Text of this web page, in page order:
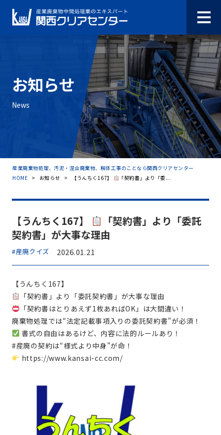
お知らせ
News
産業廃棄物処理、汚泥・混合廃棄物、解体工事のことなら関西クリアセンター
HOME > お知らせ > 【うんちく167】 「契約書」より「委...
【うんちく167】
「契約書」より「委託
契約書」が大事な理由
#産廃クイズ 2026.01.21
【うんちく167】
「契約書」より「委託契約書」が大事な理由
「契約書はとりあえず1枚あればOK」は大間違い！
廃棄物処理では“法定記載事項入りの委託契約書”が必須！
書式の自由はあるけど、内容に法的ルールあり！
#産廃の契約は“様式より中身”が命！
https://www.kansai-cc.com/